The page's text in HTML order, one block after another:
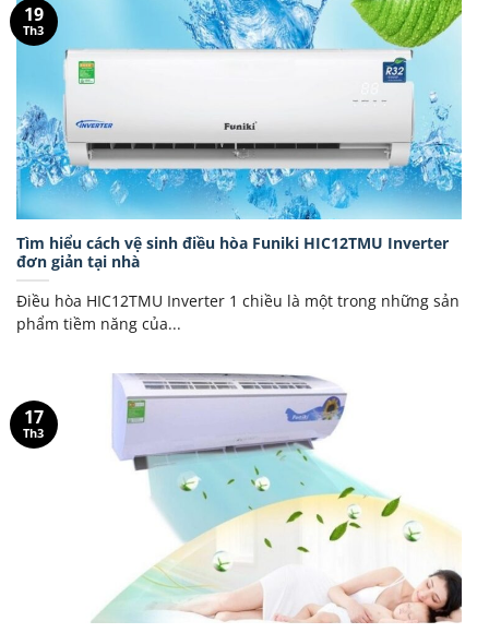
Tìm hiểu cách vệ sinh điều hòa Funiki HIC12TMU Inverter
đơn giản tại nhà
Điều hòa HIC12TMU Inverter 1 chiều là một trong những sản
phẩm tiềm năng của...
19
Th3
17
Th3